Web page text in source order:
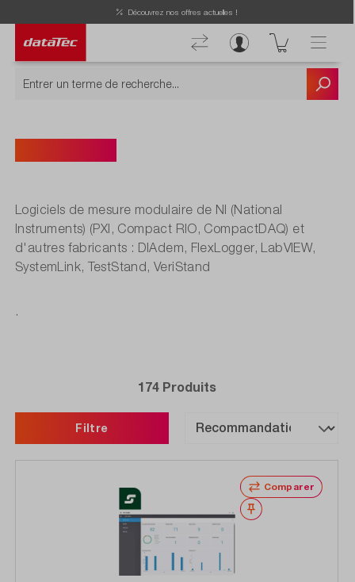
Découvrez nos offres actuelles !
Logiciels de mesure modulaire de NI (National
Instruments) (PXI, Compact RIO, CompactDAQ) et
d'autres fabricants : DIAdem, FlexLogger, LabVIEW,
SystemLink, TestStand, VeriStand
.
Filtre
174 Produits
Comparer
Noter